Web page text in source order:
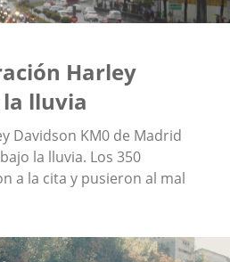
Harley
lluvia
Davidson KM0 de Madrid
la lluvia. Los 350
a la cita y pusieron al mal